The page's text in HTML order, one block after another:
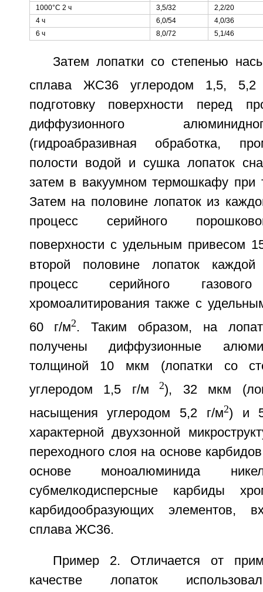
1000°С 2 ч
3,5/32
2,2/20
4 ч
6,0/54
4,0/36
6 ч
8,0/72 5,1/46
Затем лопатки со степенью
сплава ЖС36 углеродом 1,5,
подготовку поверхности перед
диффузионного
(гидроабразивная обработка,
полости водой и сушка лопаток
затем в вакуумном термошкафу при
Затем на половине лопаток из
процесс серийного
поверхности с удельным привесом
второй половине лопаток
процесс серийного газового
хромоалитирования также с
60 г/м2. Таким образом, на
получены диффузионные
толщиной 10 мкм (лопатки со
углеродом 1,5 г/м 2), 32 мкм
насыщения углеродом 5,2 г/м2) и
характерной двухзонной
переходного слоя на основе
основе моноалюминида
субмелкодисперсные карбиды
карбидообразующих элементов,
сплава ЖС36.
Пример 2. Отличается от
качестве лопаток